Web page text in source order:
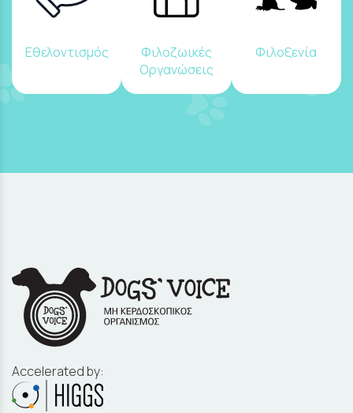
Εθελοντισμός
Φιλοζωικές
Οργανώσεις
Φιλοξενία
Accelerated by: